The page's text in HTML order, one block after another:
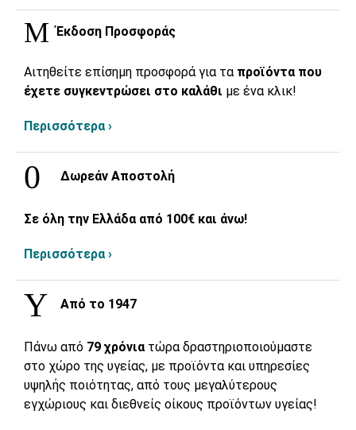
Έκδοση Προσφοράς
Αιτηθείτε επίσημη προσφορά για τα προϊόντα που
έχετε συγκεντρώσει στο καλάθι με ένα κλικ!
Περισσότερα ›
Δωρεάν Αποστολή
Σε όλη την Ελλάδα από 100€ και άνω!
Περισσότερα ›
Από το 1947
Πάνω από 79 χρόνια τώρα δραστηριοποιούμαστε
στο χώρο της υγείας, με προϊόντα και υπηρεσίες
υψηλής ποιότητας, από τους μεγαλύτερους
εγχώριους και διεθνείς οίκους προϊόντων υγείας!